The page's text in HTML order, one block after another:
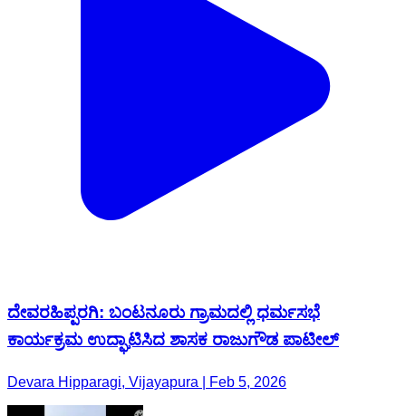
ದೇವರಹಿಪ್ಪರಗಿ: ಬಂಟನೂರು ಗ್ರಾಮದಲ್ಲಿ ಧರ್ಮಸಭೆ
ಕಾರ್ಯಕ್ರಮ ಉದ್ಘಾಟಿಸಿದ ಶಾಸಕ ರಾಜುಗೌಡ ಪಾಟೀಲ್
Devara Hipparagi, Vijayapura | Feb 5, 2026